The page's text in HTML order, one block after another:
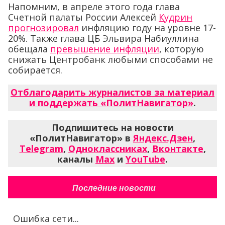
Напомним, в апреле этого года глава
Счетной палаты России Алексей Кудрин
прогнозировал инфляцию году на уровне 17-
20%. Также глава ЦБ Эльвира Набиуллина
обещала превышение инфляции, которую
снижать Центробанк любыми способами не
собирается.
Отблагодарить журналистов за материал
и поддержать «ПолитНавигатор».
Подпишитесь на новости
«ПолитНавигатор» вЯндекс.Дзен,
Telegram, Одноклассниках, Вконтакте,
каналы Max и YouTube.
Последние новости
Ошибка сети...